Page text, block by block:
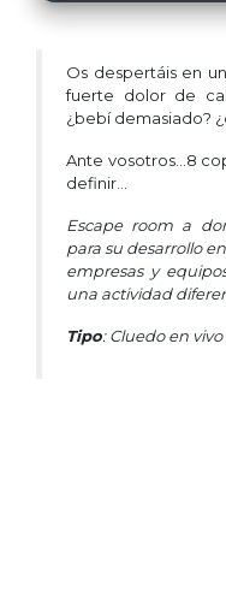
Os despertáis en
fuerte dolor de
¿bebí demasiado?
Ante vosotros…8
definir…
Escape room a
para su desarrollo
empresas y
una actividad
Tipo: Cluedo en vivo